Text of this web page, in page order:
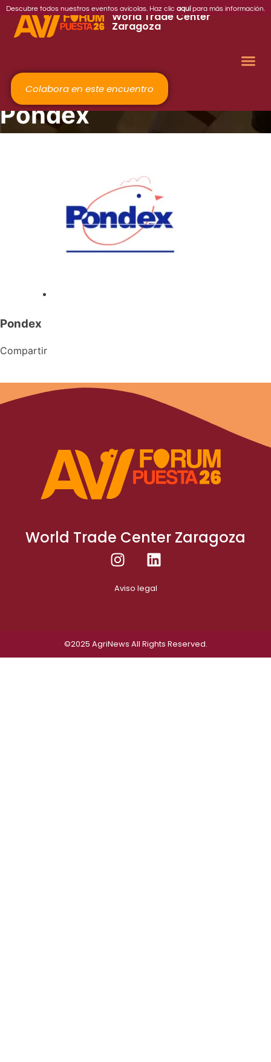
Descubre todos nuestros eventos avícolas. Haz clic aquípara más información.
2026
World Trade Center
Zaragoza
Colabora en este encuentro
Pondex
Pondex
Compartir
World Trade Center Zaragoza
Aviso legal
©2025 AgriNews All Rights Reserved.